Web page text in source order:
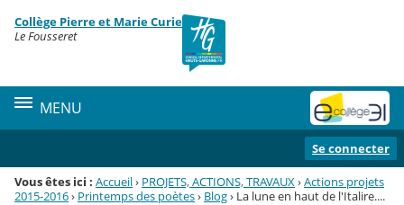
Menu de la rubrique
Contenu
Collège Pierre et Marie Curie
Le Fousseret
MENU
Se connecter
Vous êtes ici : Accueil› PROJETS, ACTIONS, TRAVAUX ›Actions projets
2015-2016› Printemps des poètes› Blog› La lune en haut de l'Italire....